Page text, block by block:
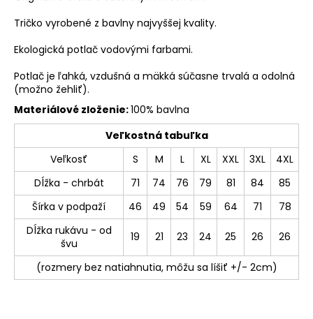
Tričko vyrobené z bavlny najvyššej kvality.
Ekologická potlač vodovými farbami.
Potlač je ľahká, vzdušná a mäkká súčasne trvalá a odolná
(možno žehliť).
Materiálové zloženie:100% bavlna
Veľkostná tabuľka
Veľkosť
S M L XL XXL 3XL
4XL
Dĺžka - chrbát
71 74 76 79 81 84
85
Šírka v podpaží
46 49 54 59 64 71
78
Dĺžka rukávu - od
švu
19 21 23 24 25 26 26
(rozmery bez natiahnutia, môžu sa líšiť +/- 2cm)